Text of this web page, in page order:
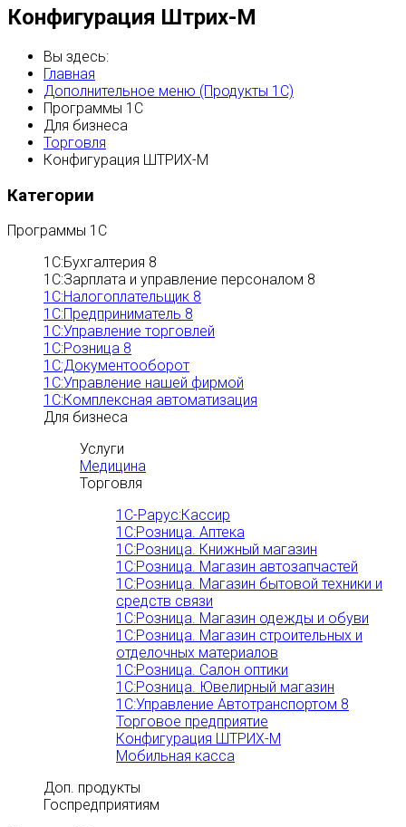
Конфигурация Штрих-М
Вы здесь:
Главная
Дополнительное меню (Продукты 1С)
Программы 1С
Для бизнеса
Торговля
Конфигурация ШТРИХ-М
Категории
Программы 1С
1С:Бухгалтерия 8
1С:Зарплата и управление персоналом 8
1С:Налогоплательщик 8
1С:Предприниматель 8
1С:Управление торговлей
1С:Розница 8
1С:Документооборот
1С:Управление нашей фирмой
1С:Комплексная автоматизация
Для бизнеса
Услуги
Медицина
Торговля
1С-Рарус:Кассир
1С:Розница. Аптека
1С:Розница. Книжный магазин
1С:Розница. Магазин автозапчастей
1С:Розница. Магазин бытовой техники и
средств связи
1С:Розница. Магазин одежды и обуви
1С:Розница. Магазин строительных и
отделочных материалов
1С:Розница. Салон оптики
1С:Розница. Ювелирный магазин
1С:Управление Автотранспортом 8
Торговое предприятие
Конфигурация ШТРИХ-М
Мобильная касса
Доп. продукты
Госпредприятиям